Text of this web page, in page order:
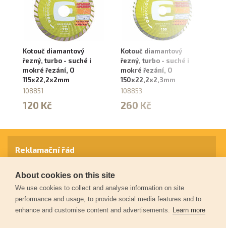
Kotouč diamantový
řezný, turbo - suché i
mokré řezání, O
115x22,2x2mm
108851
120 Kč
Kotouč diamantový
řezný, turbo - suché i
mokré řezání, O
150x22,2x2,3mm
108853
260 Kč
Reklamační řád
Záruční podmínky
Ochrana osobních údajů
About cookies on this site
We use cookies to collect and analyse information on site
performance and usage, to provide social media features and to
enhance and customise content and advertisements. Learn more